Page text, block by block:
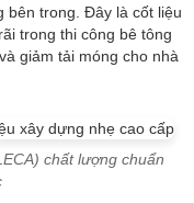
bên trong. Đây là cốt liệu
trong thi công bê tông
giảm tải móng cho nhà
chất lượng chuẩn